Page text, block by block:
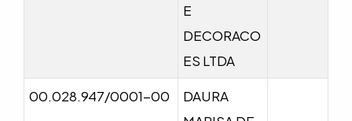
E
DECORACO
ES LTDA
00.028.947/0001-00
DAURA